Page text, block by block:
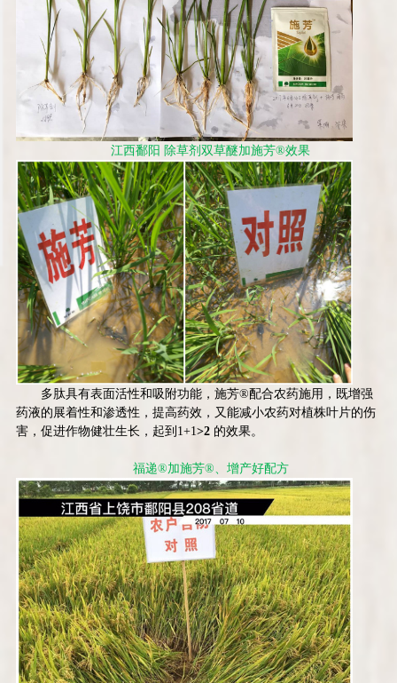
江西鄱阳 除草剂双草醚加施芳®效果
多肽具有表面活性和吸附功能，施芳®配合农药施用，既增强
药液的展着性和渗透性，提高药效，又能减小农药对植株叶片的伤
害，促进作物健壮生长，起到 1+1>2 的效果。
福递®加施芳®、增产好配方